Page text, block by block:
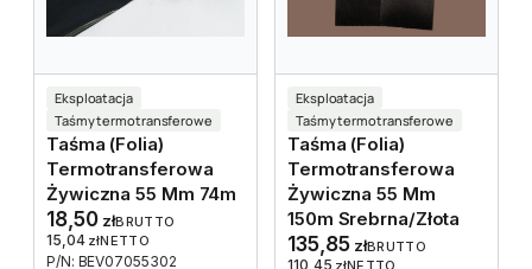
Eksploatacja
Taśmy termotransferowe
Taśma (folia)
Termotransferowa
Żywiczna 55 Mm 74m
18,50 złBRUTTO
15,04 złNETTO
P/N: BEV07055302
Eksploatacja
Taśmy termotransferowe
Taśma (folia)
Termotransferowa
Żywiczna 55 Mm
150m Srebrna/złota
135,85 złBRUTTO
110,45 złNETTO